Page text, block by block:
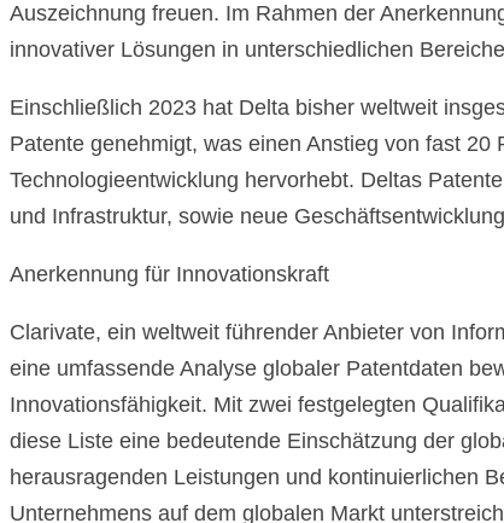
Auszeichnung freuen. Im Rahmen der
innovativer Lösungen in unterschiedlichen
Einschließlich 2023 hat Delta bisher weltweit
Patente genehmigt, was einen Anstieg von fast
Technologieentwicklung hervorhebt. Deltas
und Infrastruktur, sowie neue
Anerkennung für Innovationskraft
Clarivate, ein weltweit führender Anbieter von
eine umfassende Analyse globaler Patentdaten
Innovationsfähigkeit. Mit zwei festgelegten
diese Liste eine bedeutende Einschätzung der
herausragenden Leistungen und kontinuierlichen
Unternehmens auf dem globalen Markt